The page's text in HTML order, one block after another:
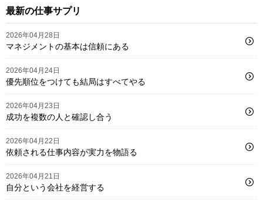
最新の仕事サプリ
2026年04月28日
マネジメントの基本は信頼にある
2026年04月24日
優先順位をつけても結局はすべてやる
2026年04月23日
成功を複数の人と確認し合う
2026年04月22日
依頼される仕事内容が実力を物語る
2026年04月21日
自分という会社を経営する